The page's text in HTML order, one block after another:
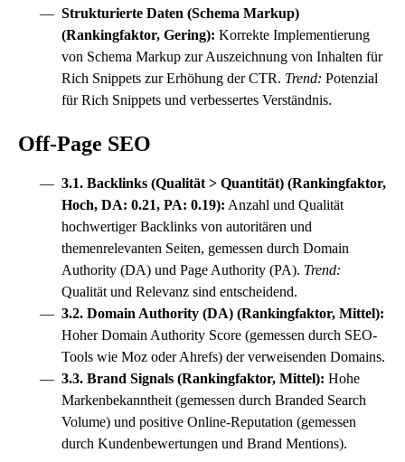
Strukturierte Daten (Schema Markup)
(Rankingfaktor, Gering): Korrekte Implementierung
von Schema Markup zur Auszeichnung von Inhalten für
Rich Snippets zur Erhöhung der CTR. Trend: Potenzial
fürRich Snippets und verbessertes Verständnis.
Off-Page SEO
3.1. Backlinks (Qualität > Quantität) (Rankingfaktor,
Hoch, DA: 0.21, PA: 0.19): Anzahl und Qualität
hochwertiger Backlinks von autoritären und
themenrelevanten Seiten, gemessen durch Domain
Authority (DA) und Page Authority (PA). Trend:
Qualität und Relevanz sind entscheidend.
3.2. Domain Authority (DA) (Rankingfaktor, Mittel):
Hoher Domain Authority Score (gemessen durch SEO-
Tools wie Moz oder Ahrefs) der verweisenden Domains.
3.3. Brand Signals (Rankingfaktor, Mittel): Hohe
Markenbekanntheit (gemessen durch Branded Search
Volume) und positive Online-Reputation (gemessen
durch Kundenbewertungen und Brand Mentions).